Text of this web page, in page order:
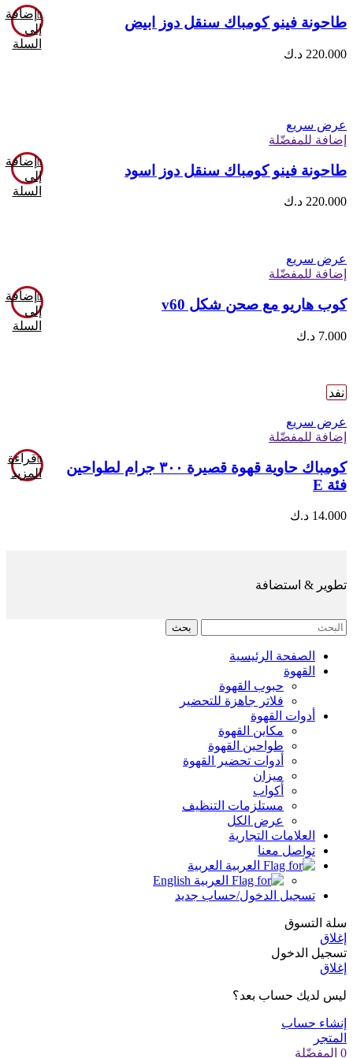
إضافة
إلى
السلة
طاحونة فينو كومباك سنقل دوز ابيض
220.000 د.ك
عرض سريع
إضافة للمفضّلة
إضافة
إلى
السلة
طاحونة فينو كومباك سنقل دوز اسود
220.000 د.ك
عرض سريع
إضافة للمفضّلة
إضافة
إلى
السلة
كوب هاريو مع صحن شكل v60
7.000 د.ك
نفد
عرض سريع
إضافة للمفضّلة
قراءة
المزيد
كومباك حاوية قهوة قصيرة ٣٠٠ جرام لطواحين
فئة E
14.000 د.ك
تطوير & استضافة
بحث
الصفحة الرئيسية
القهوة
حبوب القهوة
فلاتر جاهزة للتحضير
أدوات القهوة
مكاين القهوة
طواحين القهوة
أدوات تحضير القهوة
ميزان
أكواب
مستلزمات التنظيف
عرض الكل
العلامات التجارية
تواصل معنا
العربية
English
تسجيل الدخول/حساب جديد
سلة التسوق
إغلاق
تسجيل الدخول
إغلاق
ليس لديك حساب بعد؟
إنشاء حساب
المتجر
0 المفضّلة